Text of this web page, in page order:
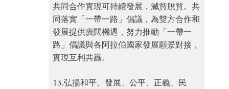
共同合作實現可持續發展，減貧脫貧。共
同落實「一帶一路」倡議，為雙方合作和
發展提供廣闊機遇，努力推動「一帶一
路」倡議與各阿拉伯國家發展願景對接，
實現互利共贏。
13.弘揚和平、發展、公平、正義、民